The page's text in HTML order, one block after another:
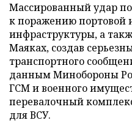
Массированный удар
к поражению портовой
инфраструктуры, а
Маяках, создав
транспортного
данным Минобороны
ГСМ и военного
перевалочный
для ВСУ.